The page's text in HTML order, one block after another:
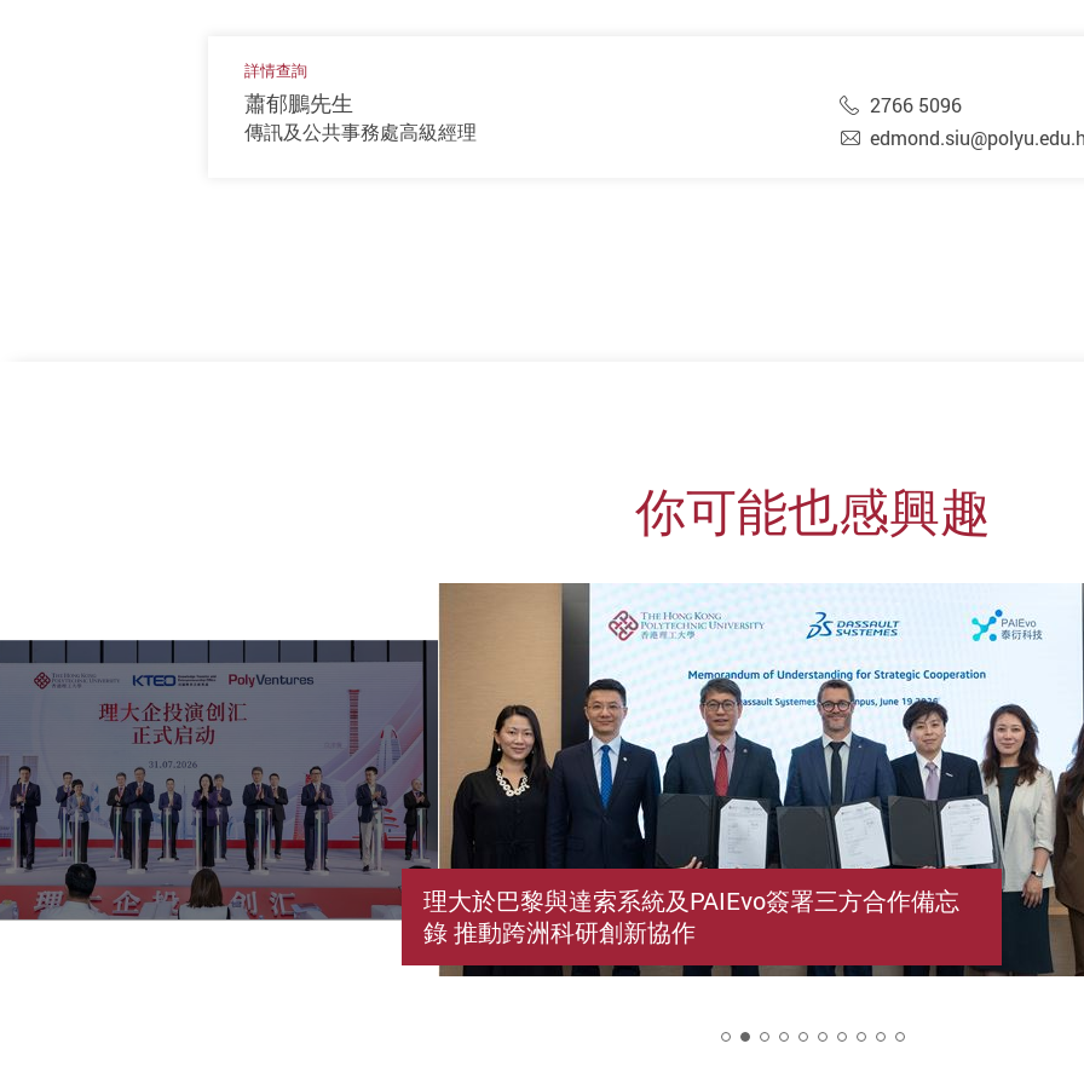
詳情查詢
蕭郁鵬先生
傳訊及公共事務處高級經理
2766 5096
你可能也感興趣
理大於巴黎與達索系統及PAIEvo簽署三方合作備忘
錄 推動跨洲科研創新協作